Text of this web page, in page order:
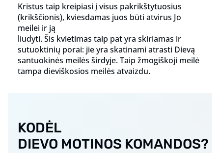
Kristus taip kreipiasi į visus pakrikštytuosius
(krikščionis), kviesdamas juos būti atvirus Jo
meilei ir ją
liudyti. Šis kvietimas taip pat yra skiriamas ir
sutuoktinių porai: jie yra skatinami atrasti Dievą
santuokinės meilės širdyje. Taip žmogiškoji meilė
tampa dieviškosios meilės atvaizdu.
KODĖL
DIEVO MOTINOS KOMANDOS?